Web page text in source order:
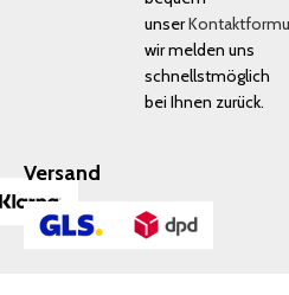
unser
wir melden uns
schnellstmöglich
bei Ihnen zurück.
Versand